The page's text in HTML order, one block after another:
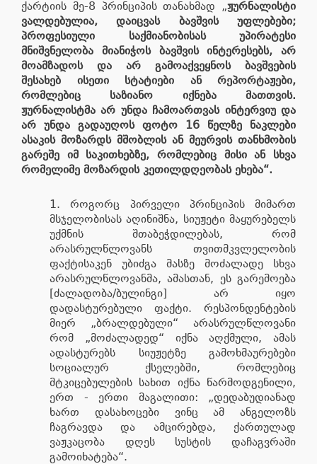
ქარტიის მე-8 პრინციპის თანახმად „ჟურნალისტი
ვალდებულია, დაიცვას ბავშვის უფლებები;
პროფესიული საქმიანობისას უპირატესი
მნიშვნელობა მიანიჭოს ბავშვის ინტერესებს, არ
მოამზადოს და არ გამოაქვეყნოს ბავშვების
შესახებ ისეთი სტატიები ან რეპორტაჟები,
რომლებიც საზიანო იქნება მათთვის.
ჟურნალისტმა არ უნდა ჩამოართვას ინტერვიუ და
არ უნდა გადაუღოს ფოტო 16 წელზე ნაკლები
ასაკის მოზარდს მშობლის ან მეურვის თანხმობის
გარეშე იმ საკითხებზე, რომლებიც მისი ან სხვა
რომელიმე მოზარდის კეთილდღეობას ეხება“.
როგორც პირველი პრინციპის მიმართ
მსჯელობისას აღინიშნა, სიუჟეტი მაყურებელს
უქმნის შთაბეჭდილებას, რომ
არასრულწლოვანს თვითმკვლელობის
ფაქტისაკენ უბიძგა მასზე მოძალადე სხვა
არასრულწლოვანმა, ამასთან, ეს გარემოება
[ძალადობა/ბულინგი] არ იყო
დადასტურებული ფაქტი. რესპონდენტების
მიერ „ბრალდებული“ არასრულწლოვანი
რომ „მოძალადედ“ იქნა აღქმული, ამას
ადასტურებს სიუჟეტზე გამოხმაურებები
სოციალურ ქსელებში, რომლებიც
მტკიცებულების სახით იქნა წარმოდგენილი,
ერთ - ერთი მაგალითი: „დედაბუდიანად
ხართ დასახოცები ვინც ამ ანგელოზს
ჩაგრავდა და ამცირებდა, ქართულად
ვაჟკაცობა დღეს სუსტის დაჩაგვრაში
გამოიხატება“.